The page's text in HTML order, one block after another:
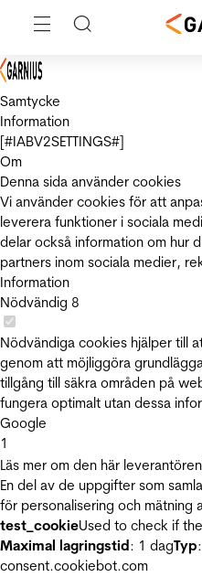
Samtycke
Information
[#IABV2SETTINGS#]
Om
Denna sida använder cookies
Vi använder cookies för att
leverera funktioner i sociala
delar också information om hur
partners inom sociala medier,
Information
Nödvändig 8
Nödvändiga cookies hjälper till
genom att möjliggöra
tillgång till säkra områden på
fungera optimalt utan dessa
Google
1
Läs mer om den här leverantören
En del av de uppgifter som
för personalisering och mätning
test_cookieUsed to check if
Maximal lagringstid: 1 dagTyp
consent.cookiebot.com